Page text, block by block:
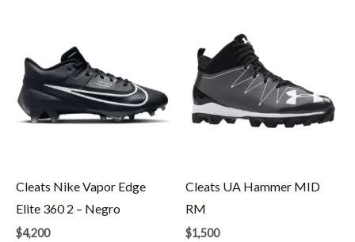
Cleats Nike Vapor Edge
Elite 360 2 – Negro
$4,200
Cleats UA Hammer MID
RM
$1,500